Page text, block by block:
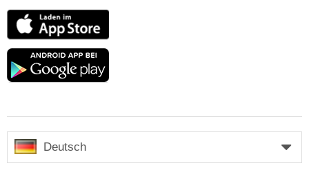
App
Store
Google
Deutsch